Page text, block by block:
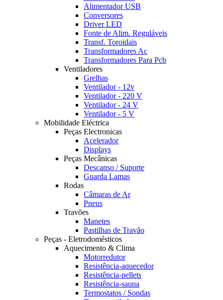
Alimentador USB
Conversores
Driver LED
Fonte de Alim. Reguláveis
Transf. Toroidais
Transformadores Ac
Transformadores Para Pcb
Ventiladores
Grelhas
Ventilador - 12v
Ventilador - 220 V
Ventilador - 24 V
Ventilador - 5 V
Mobilidade Eléctrica
Peças Electronicas
Acelerador
Displays
Peças Mecânicas
Descanso / Suporte
Guarda Lamas
Rodas
Câmaras de Ar
Pneus
Travões
Manetes
Pastilhas de Travão
Peças - Eletrodomésticos
Aquecimento & Clima
Motorredutor
Resistência-aquecedor
Resistência-pellets
Resistência-sauna
Termostatos / Sondas